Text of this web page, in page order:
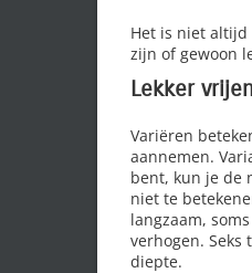
Het is niet altijd
zijn of gewoon
Lekker
Variëren
aannemen.
bent, kun je de
niet te
langzaam,
verhogen.
diepte.